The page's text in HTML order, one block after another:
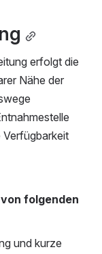
erfolgt die
Nähe der
Verfügbarkeit
folgenden
und kurze